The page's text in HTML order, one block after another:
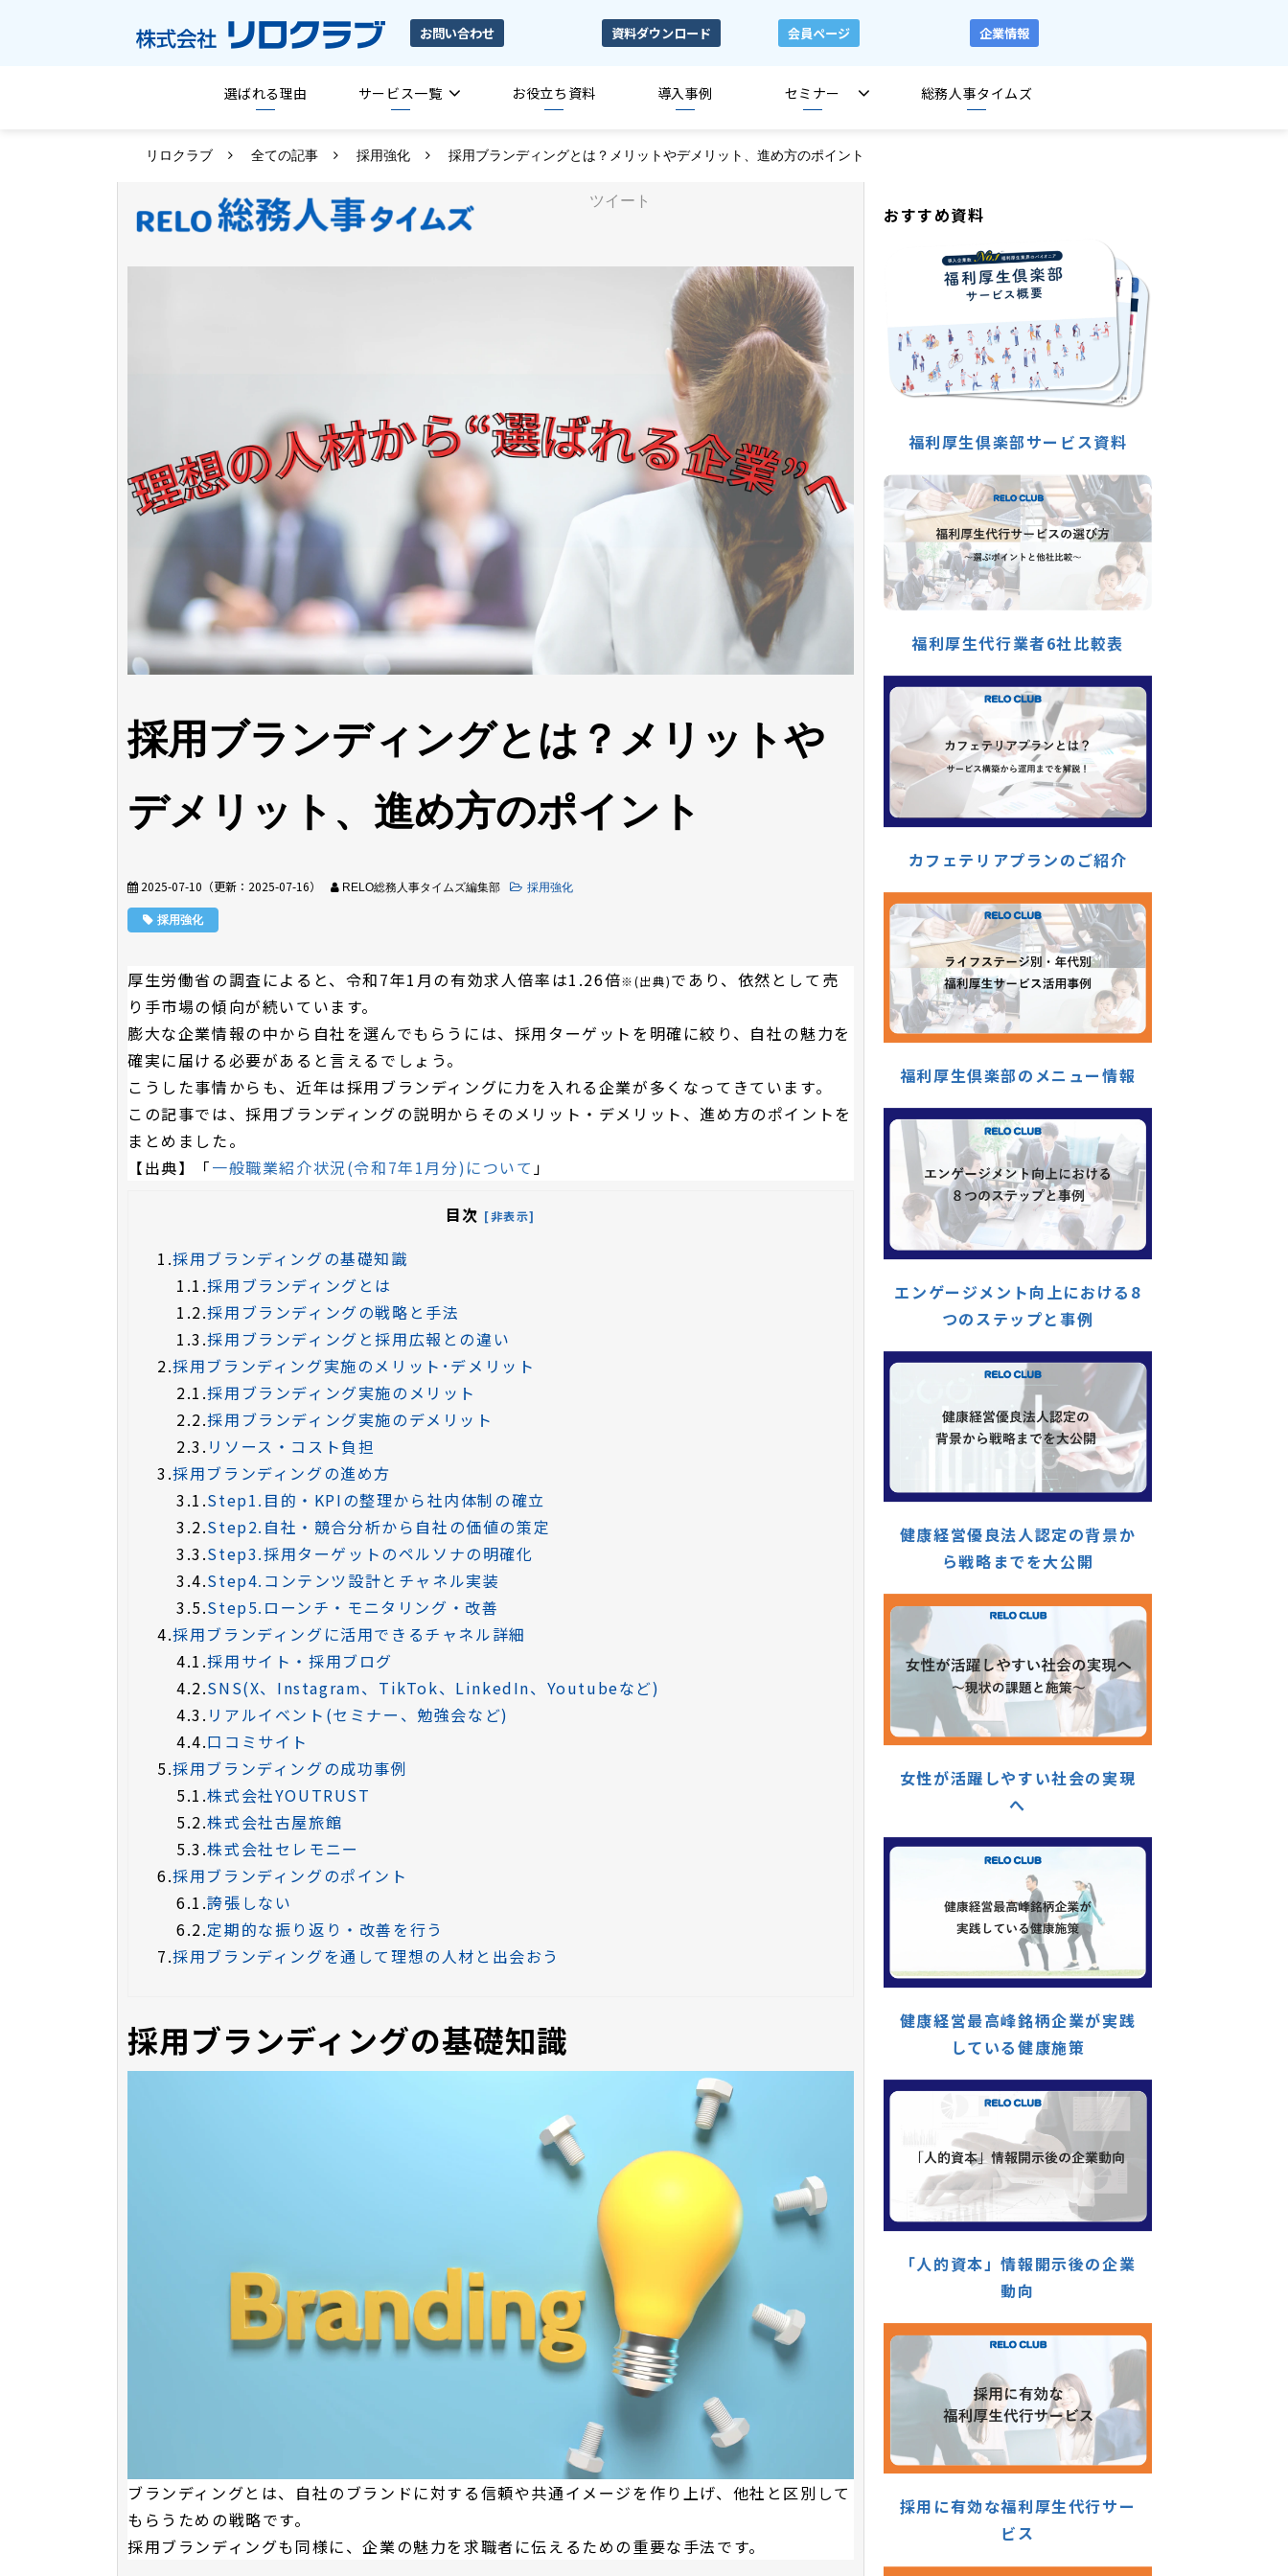
お問い合わせ 資料ダウンロード 会員ページ 企業情報
選ばれる理由 サービス一覧 お役立ち資料 導入事例 セミナー 総務人事タイムズ
リロクラブ 全ての記事 採用強化 採用ブランディングとは？メリットやデメリット、進め方のポイント
ツイート
採用ブランディングとは？メリットや
デメリット、進め方のポイント
2025-07-10 （更新： 2025-07-16） RELO総務人事タイムズ編集部 採用強化
採用強化
厚生労働省の調査によると、令和7年1月の有効求人倍率は1.26倍※(出典)であり、依然として売
り手市場の傾向が続いています。
膨大な企業情報の中から自社を選んでもらうには、採用ターゲットを明確に絞り、自社の魅力を
確実に届ける必要があると言えるでしょう。
こうした事情からも、近年は採用ブランディングに力を入れる企業が多くなってきています。
この記事では、採用ブランディングの説明からそのメリット・デメリット、進め方のポイントを
まとめました。
【出典】「一般職業紹介状況(令和7年1月分)について」
目次 [非表示]
1.採用ブランディングの基礎知識
1.1.採用ブランディングとは
1.2.採用ブランディングの戦略と手法
1.3.採用ブランディングと採用広報との違い
2.採用ブランディング実施のメリット･デメリット
2.1.採用ブランディング実施のメリット
2.2.採用ブランディング実施のデメリット
2.3. リソース・コスト負担
3.採用ブランディングの進め方
3.1.Step1.目的・KPIの整理から社内体制の確立
3.2.Step2.自社・競合分析から自社の価値の策定
3.3.Step3.採用ターゲットのペルソナの明確化
3.4.Step4.コンテンツ設計とチャネル実装
3.5.Step5.ローンチ・モニタリング・改善
4.採用ブランディングに活用できるチャネル詳細
4.1.採用サイト・採用ブログ
4.2.SNS(X、Instagram、TikTok、LinkedIn、Youtubeなど)
4.3. リアルイベント(セミナー、勉強会など)
4.4.口コミサイト
5.採用ブランディングの成功事例
5.1.株式会社YOUTRUST
5.2.株式会社古屋旅館
5.3.株式会社セレモニー
6.採用ブランディングのポイント
6.1.誇張しない
6.2.定期的な振り返り・改善を行う
7.採用ブランディングを通して理想の人材と出会おう
採用ブランディングの基礎知識
ブランディングとは、自社のブランドに対する信頼や共通イメージを作り上げ、他社と区別して
もらうための戦略です。
採用ブランディングも同様に、企業の魅力を求職者に伝えるための重要な手法です。
おすすめ資料
福利厚生倶楽部サービス資料
福利厚生代行業者6社比較表
カフェテリアプランのご紹介
福利厚生倶楽部のメニュー情報
エンゲージメント向上における8
つのステップと事例
健康経営優良法人認定の背景か
ら戦略までを大公開
女性が活躍しやすい社会の実現
へ
健康経営最高峰銘柄企業が実践
している健康施策
「人的資本」情報開示後の企業
動向
採用に有効な福利厚生代行サー
ビス